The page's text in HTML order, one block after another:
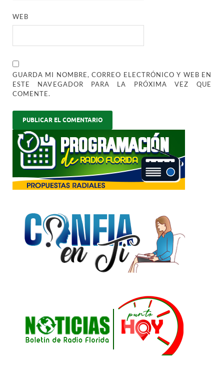
WEB
GUARDA MI NOMBRE, CORREO ELECTRÓNICO Y WEB EN
ESTE NAVEGADOR PARA LA PRÓXIMA VEZ QUE
COMENTE.